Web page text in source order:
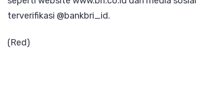
terverifikasi @bankbri_id.
(Red)